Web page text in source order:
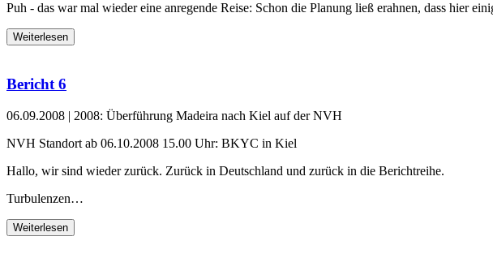
Puh - das war mal wieder eine anregende Reise: Schon die Planung ließ erahnen, dass hier
Weiterlesen
Bericht 6
06.09.2008 | 2008: Überführung Madeira nach Kiel auf der NVH
NVH Standort ab 06.10.2008 15.00 Uhr: BKYC in Kiel
Hallo, wir sind wieder zurück. Zurück in Deutschland und zurück in die Berichtreihe.
Turbulenzen…
Weiterlesen